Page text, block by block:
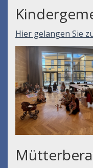
Hier gelangen Sie